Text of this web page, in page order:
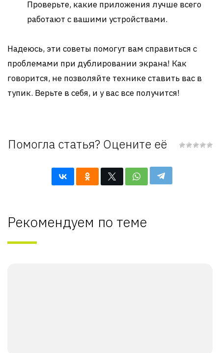
Проверьте, какие приложения лучше всего
работают с вашими устройствами.
Надеюсь, эти советы помогут вам справиться с
проблемами при дублировании экрана! Как
говорится, не позволяйте технике ставить вас в
тупик. Верьте в себя, и у вас все получится!
Помогла статья? Оцените её
Рекомендуем по теме